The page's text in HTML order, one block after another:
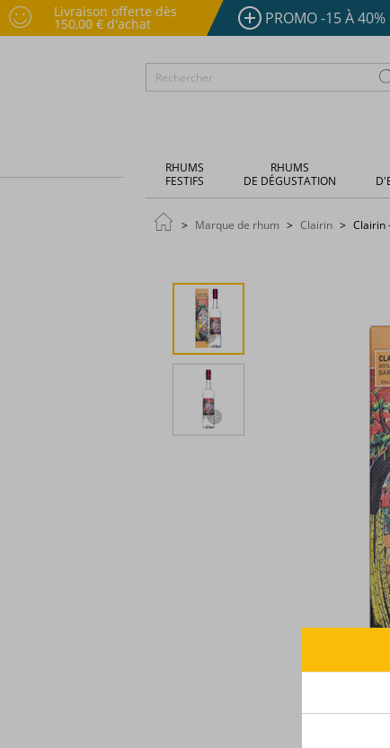
Livraison offerte dès
150,00 € d'achat PROMO -15 À 40%
RHUMS
FESTIFS
RHUMS
DE DÉGUSTATION
Marque de rhum Clairin Clairin